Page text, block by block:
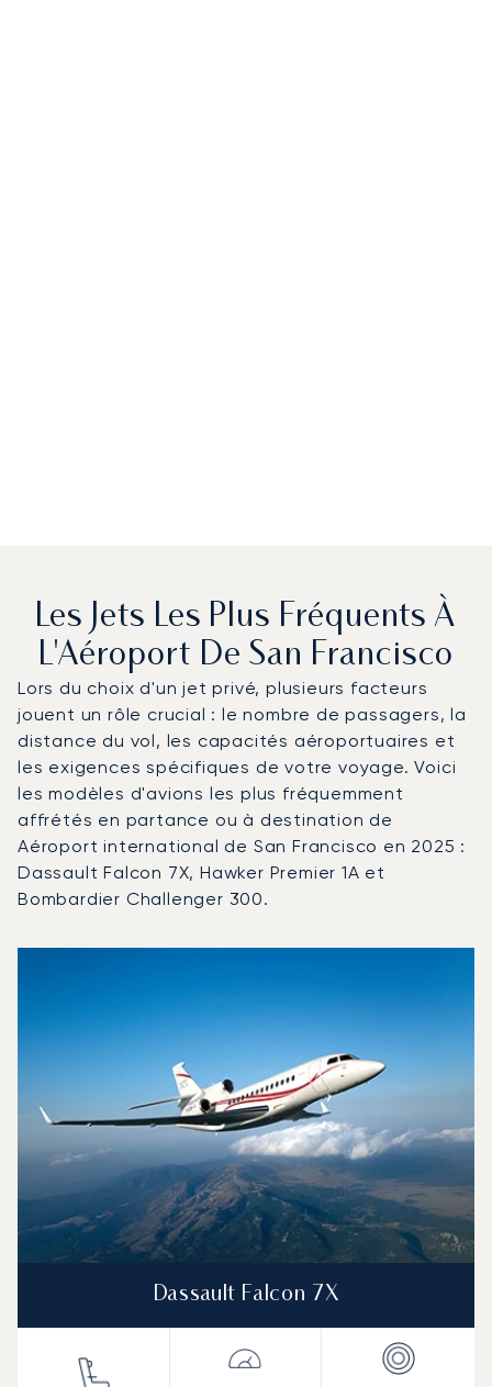
Les Jets Les Plus Fréquents À
L'Aéroport De San Francisco
Lors du choix d'un jet privé, plusieurs facteurs
jouent un rôle crucial : le nombre de passagers, la
distance du vol, les capacités aéroportuaires et
les exigences spécifiques de votre voyage. Voici
les modèles d'avions les plus fréquemment
affrétés en partance ou à destination de
Aéroport international de San Francisco en 2025 :
Dassault Falcon 7X, Hawker Premier 1A et
Bombardier Challenger 300.
Dassault Falcon 7X